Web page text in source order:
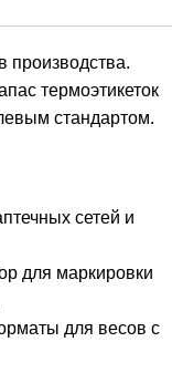
производства.
термоэтикеток
стандартом.
сетей и
для маркировки
для весов с